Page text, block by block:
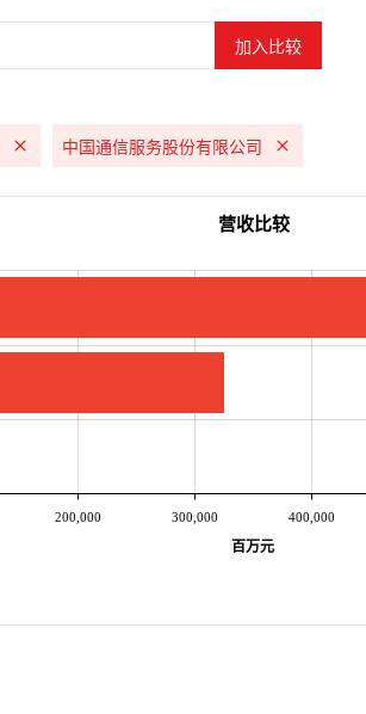
中国通信服务股份有限公司
200,000 300,000 400,000
百万元
营收比较